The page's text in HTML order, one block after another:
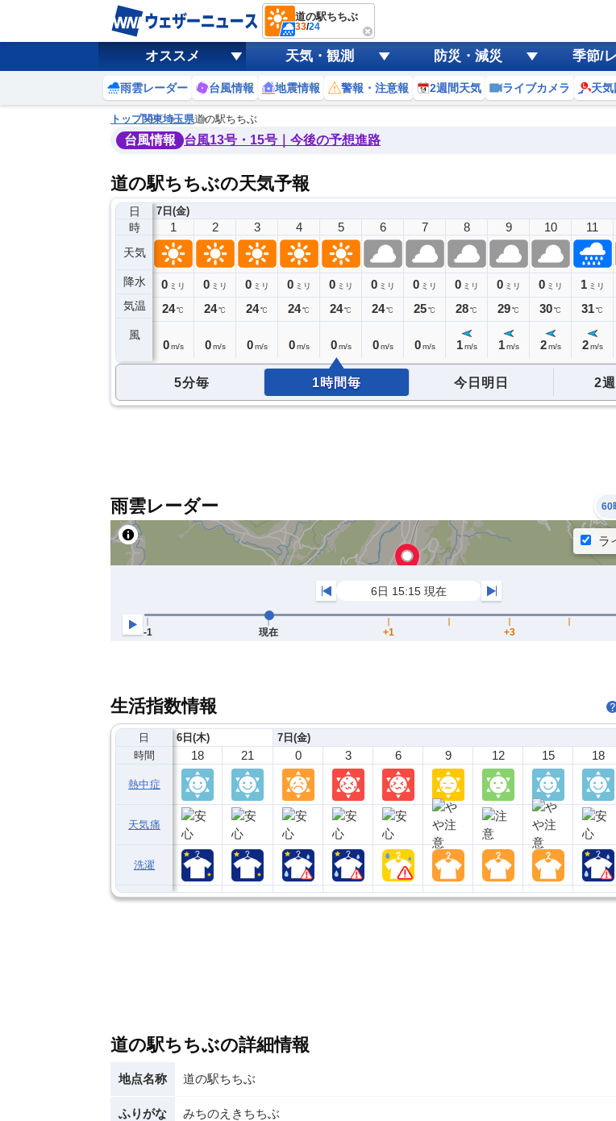
道の駅ちちぶ
33/24
オススメ 天気・観測 防災・減災 季節/
雨雲レーダー 台風情報 地震情報 警報・注意報 2週間天気 ライブカメラ 天気
トップ関東埼玉県道の駅ちちぶ
台風情報 台風13号・15号｜今後の予想進路
道の駅ちちぶの天気予報
日
時
天気
降水
気温
風
7日(金)
0
0ミリ
25℃
1
0 ミリ
24℃
0 m/s
2
0 ミリ
24℃
0 m/s
3
0 ミリ
24℃
0 m/s
4
0 ミリ
24℃
0 m/s
5
0 ミリ
24℃
0 m/s
6
0 ミリ
24℃
0 m/s
7
0 ミリ
25℃
0 m/s
8
0 ミリ
28℃
1 m/s
9
0 ミリ
29℃
1 m/s
10
0 ミリ
30℃
2 m/s
11
1 ミリ
31℃
2 m/s
5分毎 1時間毎 今日明日 2
雨雲レーダー 60
生活指数情報
日
時間
熱中症
天気痛
洗濯
6日(木)
18 21
7日(金)
0 3 6 9 12 15 18
道の駅ちちぶの詳細情報
地点名称 道の駅ちちぶ
ふりがな みちのえきちちぶ